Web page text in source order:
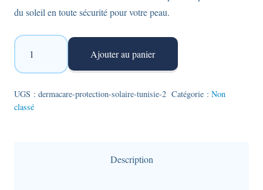
du soleil en toute sécurité pour votre peau.
quantité
Dermacare
Photosun
SPF50+
Ajouter au panier
UGS : dermacare-protection-solaire-tunisie-2 Catégorie : Non
classé
Description